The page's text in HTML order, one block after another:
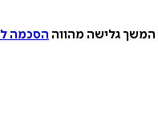
המשך גלישה מהווה הסכמה